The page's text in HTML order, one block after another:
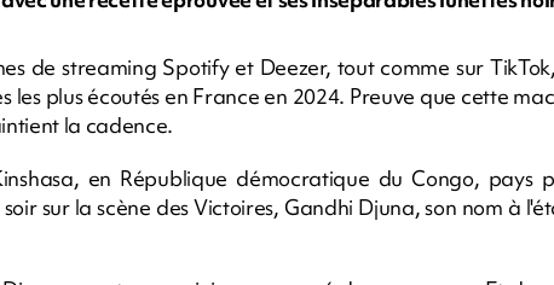
de streaming Spotify et Deezer, tout comme sur
les plus écoutés en France en 2024. Preuve que cette
la cadence.
en République démocratique du Congo, pays
sur la scène des Victoires, Gandhi Djuna, son nom à